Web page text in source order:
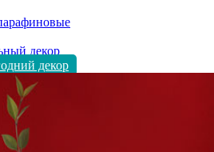
декор
декор